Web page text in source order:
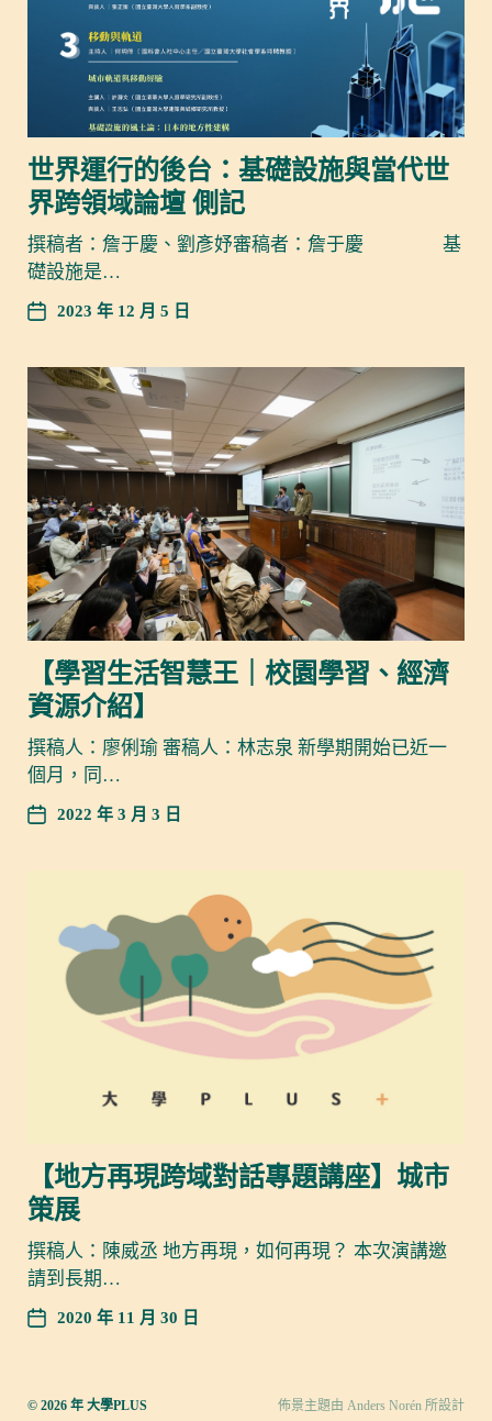
世界運行的後台：基礎設施與當代世
界跨領域論壇 側記
撰稿者：詹于慶、劉彥妤審稿者：詹于慶 基
礎設施是…
2023 年 12 月 5 日
【學習生活智慧王｜校園學習、經濟
資源介紹】
撰稿人：廖俐瑜 審稿人：林志泉 新學期開始已近一
個月，同…
2022 年 3 月 3 日
【地方再現跨域對話專題講座】城市
策展
撰稿人：陳威丞 地方再現，如何再現？ 本次演講邀
請到長期…
2020 年 11 月 30 日
© 2026 年 大學PLUS 佈景主題由 Anders Norén 所設計